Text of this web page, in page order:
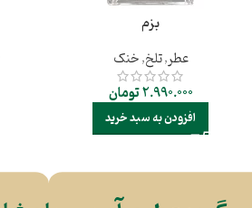
بزم
عطر,تلخ,خنک
2.990.000تومان
افزودن به سبد خرید